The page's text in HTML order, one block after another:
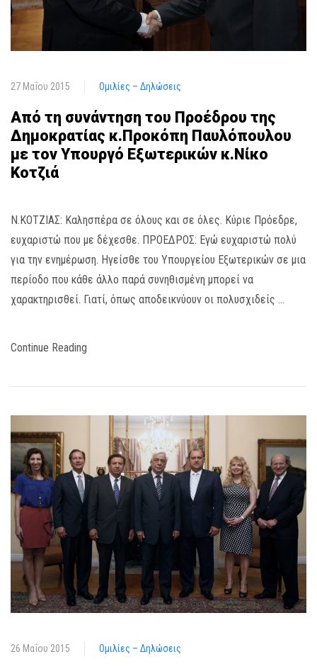
27 Μαΐου 2015 Ομιλίες – Δηλώσεις
Από τη συνάντηση του Προέδρου της
Δημοκρατίας κ.Προκόπη Παυλόπουλου
με τον Υπουργό Εξωτερικών κ.Νίκο
Κοτζιά
Ν.ΚΟΤΖΙΑΣ: Καλησπέρα σε όλους και σε όλες. Κύριε Πρόεδρε,
ευχαριστώ που με δέχεσθε. ΠΡΟΕΔΡΟΣ: Εγώ ευχαριστώ πολύ
για την ενημέρωση. Ηγείσθε του Υπουργείου Εξωτερικών σε μια
περίοδο που κάθε άλλο παρά συνηθισμένη μπορεί να
χαρακτηρισθεί. Γιατί, όπως αποδεικνύουν οι πολυσχιδείς …
Continue Reading
26 Μαΐου 2015 Ομιλίες – Δηλώσεις